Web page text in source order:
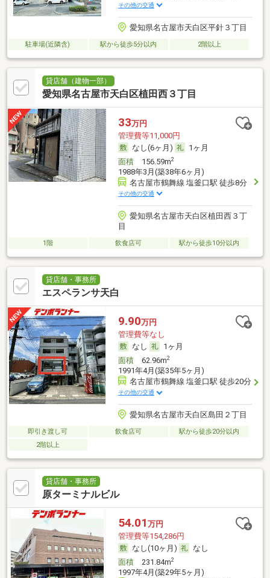
その他の交通
愛知県名古屋市天白区平針３丁目
駐車場(近隣含) 駅から徒歩5分以内 2階以上
貸店舗（建物一部）
愛知県名古屋市天白区植田西３丁目
33万円
管理費等11,000円
なし(6ヶ月)
1ヶ月
面積156.59m2
1988年3月(築38年6ヶ月)
名古屋市鶴舞線 塩釜口駅 徒歩8分
その他の交通
愛知県名古屋市天白区植田西３丁
目
1階 飲食店可 駅から徒歩10分以内
貸店舗・事務所
エスペランサ天白
9.90万円
管理費等なし
なし
1ヶ月
面積62.96m2
1991年4月(築35年5ヶ月)
名古屋市鶴舞線 塩釜口駅 徒歩20分
その他の交通
愛知県名古屋市天白区島田２丁目
即引き渡し可 飲食店可
駅から徒歩20分以内
2階以上
貸店舗・事務所
原ターミナルビル
54.01 万円
管理費等154,286円
なし(10ヶ月)
なし
面積231.84m2
1997年4月(築29年5ヶ月)